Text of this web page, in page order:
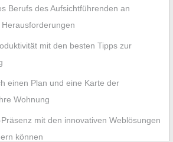
Berufs des Aufsichtführenden an
mit den besten Tipps zur
einen Plan und eine Karte der
Wohnung
mit den innovativen Weblösungen
können